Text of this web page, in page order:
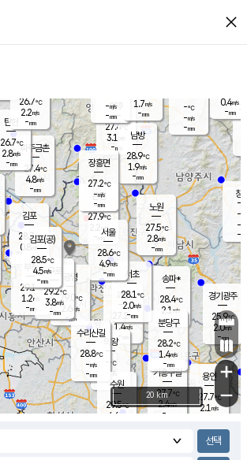
close
양주
27.4℃
3.1
-mm
과천
27.2℃
1.4m/s
- mm
용인
27.7℃
2.1 m/s
경기광주
25.9℃
2.0m/s
-mm
파주금촌
27.4℃
4.8m/s
-mm
-℃
-m/s
-mm
창
-
-m/
-
탄현
26.7℃
2.8m/s
-mm
0.4m/s
-mm
의왕
- ℃
m/s
mm
김포
28.3℃
0.8 m/s
mm
광명
29.0
℃
2.6 m/s
-mm
부천
29.1℃
1.2m/s
-mm
구로
29.2℃
3.8m/s
-mm
은평
27.9℃
2.2 m/s
- mm
노원
27.5℃
2.8m/s
-mm
송파*
28.4℃
2.1 m/s
-mm
서초
28.1℃
2.0m/s
-mm
남방
28.9℃
1.9m/s
-mm
기흥구갈
27.7℃
2.4m/s
-
수리산길
28.8℃
-m/s
-mm
분당구
28.2℃
1.4m/s
-mm
장흥면
27.2℃
-m/s
-mm
-m/s
-mm
김포(공)
28.5℃
4.5m/s
-mm
수원
29.5℃
4.6 m/s
서울
28.6℃
4.9m/s
-mm
26.7℃
2.2m/s
-mm
1.7m/s
-mm
+
−
20 km